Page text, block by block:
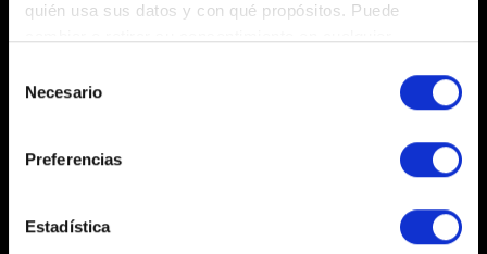
quién usa sus datos y con qué propósitos. Puede
el Menú de consentimiento.
Recopilar información sobre su ubicación
metros
Identificar su dispositivo analizándolo activamente
Necesario
Preferencias
Estadística